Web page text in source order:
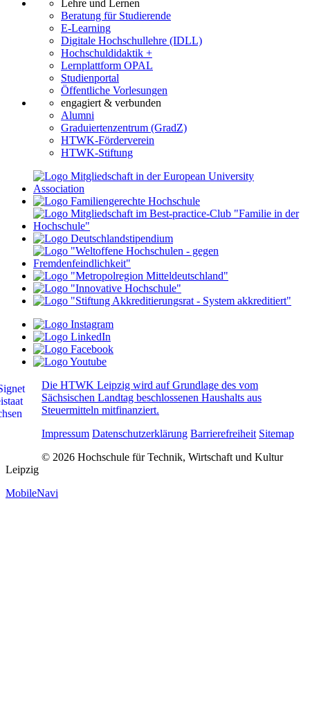
Lehre und Lernen
Beratung für Studierende
E-Learning
Digitale Hochschullehre (IDLL)
Hochschuldidaktik +
Lernplattform OPAL
Studienportal
Öffentliche Vorlesungen
engagiert & verbunden
Alumni
Graduiertenzentrum (GradZ)
HTWK-Förderverein
HTWK-Stiftung
Die HTWK Leipzig wird auf Grundlage des vom
Sächsischen Landtag beschlossenen Haushalts aus
Steuermitteln mitfinanziert.
Impressum Datenschutzerklärung Barrierefreiheit Sitemap
© 2026 Hochschule für Technik, Wirtschaft und Kultur
Leipzig
MobileNavi